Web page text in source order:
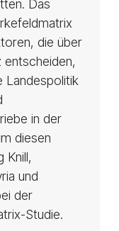
Das
die über
entscheiden,
Landespolitik
in der
diesen
Knill,
und
der
Studie.